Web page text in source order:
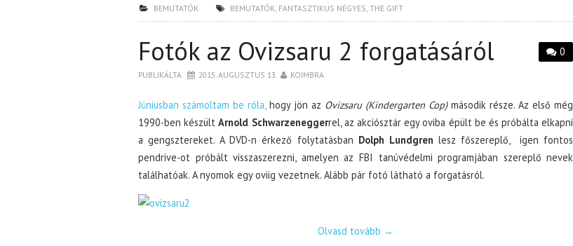
BEMUTATÓK BEMUTATÓK FANTASZTIKUS NÉGYES THE GIFT
0
Fotók az Ovizsaru 2 forgatásáról
PUBLIKÁLTA 2015. AUGUSZTUS 13. KOIMBRA
Júniusban számoltam be róla, hogy jön az Ovizsaru (Kindergarten Cop)második része. Az első még
1990-ben készültArnold Schwarzeneggerrel, az akciósztár egy oviba épült be és próbálta elkapni
a gengsztereket. A DVD-n érkező folytatásban Dolph Lundgren lesz főszereplő, igen fontos
pendrive-ot próbált visszaszerezni, amelyen az FBI tanúvédelmi programjában szereplő nevek
találhatóak. A nyomok egy oviig vezetnek. Alább pár fotó látható a forgatásról.
Olvasd tovább →